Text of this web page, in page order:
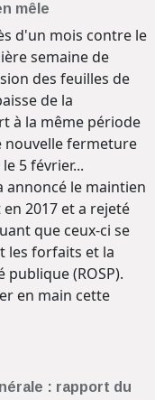
mêle
d'un mois contre le
semaine de
des feuilles de
de la
à la même période
nouvelle fermeture
5 février...
annoncé le maintien
2017 et a rejeté
que ceux-ci se
les forfaits et la
(ROSP).
en main cette
: rapport du